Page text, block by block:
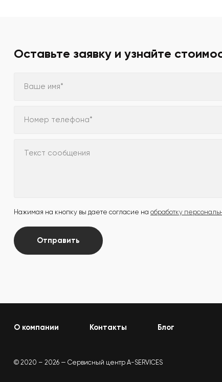
Оставьте заявку и узнайте
Ваше имя*
Номер телефона*
Текст сообщения
Нажимая на кнопку вы даете согласие на обработку
Отправить
О компании Контакты Блог
© 2020 – 2026 — Сервисный центр A-SERVICES